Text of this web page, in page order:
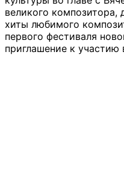
великого
хиты любимого
первого фестиваля
приглашение к